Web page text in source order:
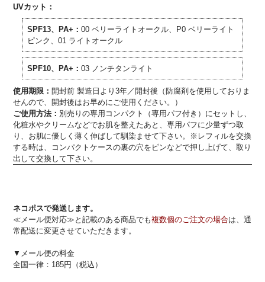
UVカット：
SPF13、PA+：00 ベリーライトオークル、P0 ベリーライト
ピンク、01 ライトオークル
SPF10、PA+：03 ノンチタンライト
使用期限： 開封前 製造日より3年／開封後（防腐剤を使用しておりま
せんので、開封後はお早めにご使用ください。）
ご使用方法： 別売りの専用コンパクト（専用パフ付き）にセットし、
化粧水やクリームなどでお肌を整えたあと、専用パフに少量ずつ取
り、お肌に優しく薄く伸ばして馴染ませて下さい。※レフィルを交換
する時は、コンパクトケースの裏の穴をピンなどで押し上げて、取り
出して交換して下さい。
ネコポスで発送します。
≪メール便対応≫と記載のある商品でも複数個のご注文の場合は、通
常配送に変更させていただきます。
▼メール便の料金
全国一律：185円（税込）